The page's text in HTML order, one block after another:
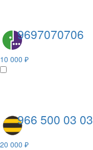
9697070706
10 000 ₽
966 500 03 03
20 000 ₽